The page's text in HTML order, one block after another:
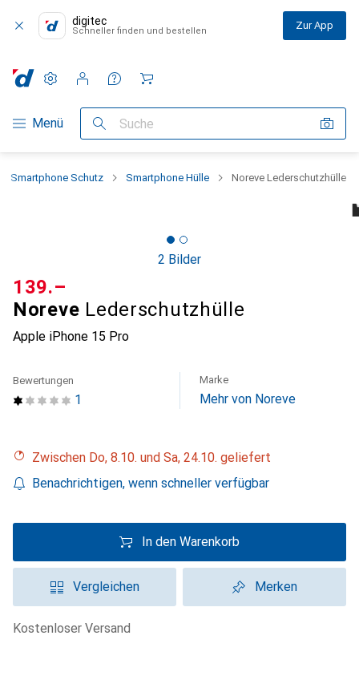
digitec
Schneller finden und bestellen Zur App
Navigation nach Kategorien
Menü Suche
Einstellungen
Kundenkonto
Vergleichslisten
Merklisten
Warenkorb
Smartphone Schutz Smartphone Hülle Noreve Lederschutzhülle
2 Bilder
Noreve Lederschutzhülle
Apple iPhone 15 Pro
CHF
139.–
1
Bewertungen Marke
Mehr von Noreve
Zwischen Do, 8.10. und Sa, 24.10. geliefert
Benachrichtigen, wenn schneller verfügbar
In den Warenkorb
Vergleichen Merken
kostenloser Versand